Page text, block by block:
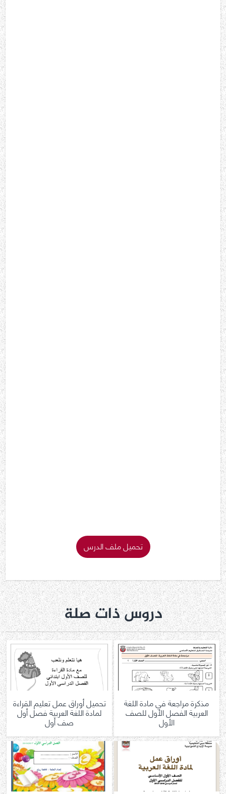
تحميل ملف الدرس
دروس ذات صلة
مذكرة مراجعة في مادة اللغة
العربية الفصل الأول للصف
الأول
تحميل أوراق عمل تعليم القراءة
لمادة اللغة العربية فصل أول
صف أول